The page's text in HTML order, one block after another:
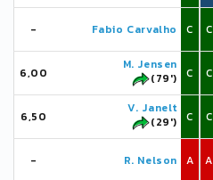
- Fabio Carvalho C
6,00
M. Jensen
(79')
C
6,50
V. Janelt
(29')
C
- R. Nelson A
C
C
C
A